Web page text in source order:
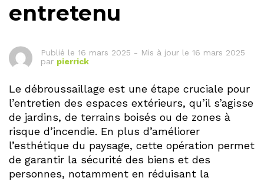
entretenu
Publié le 16 mars 2025 - Mis à jour le 16 mars 2025
par pierrick
Le débroussaillage est une étape cruciale pour
l’entretien des espaces extérieurs, qu’il s’agisse
de jardins, de terrains boisés ou de zones à
risque d’incendie. En plus d’améliorer
l’esthétique du paysage, cette opération permet
de garantir la sécurité des biens et des
personnes, notamment en réduisant la